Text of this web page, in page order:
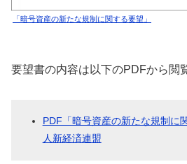
「暗号資産の新たな規制に関する要望」
要望書の内容は以下のPDFから閲
PDF「暗号資産の新たな規制に
人新経済連盟